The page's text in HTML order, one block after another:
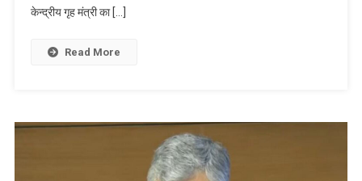
केन्द्रीय गृह मंत्री का […]
Read More